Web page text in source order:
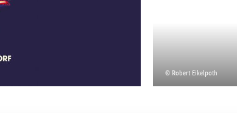
© Robert Eikelpoth